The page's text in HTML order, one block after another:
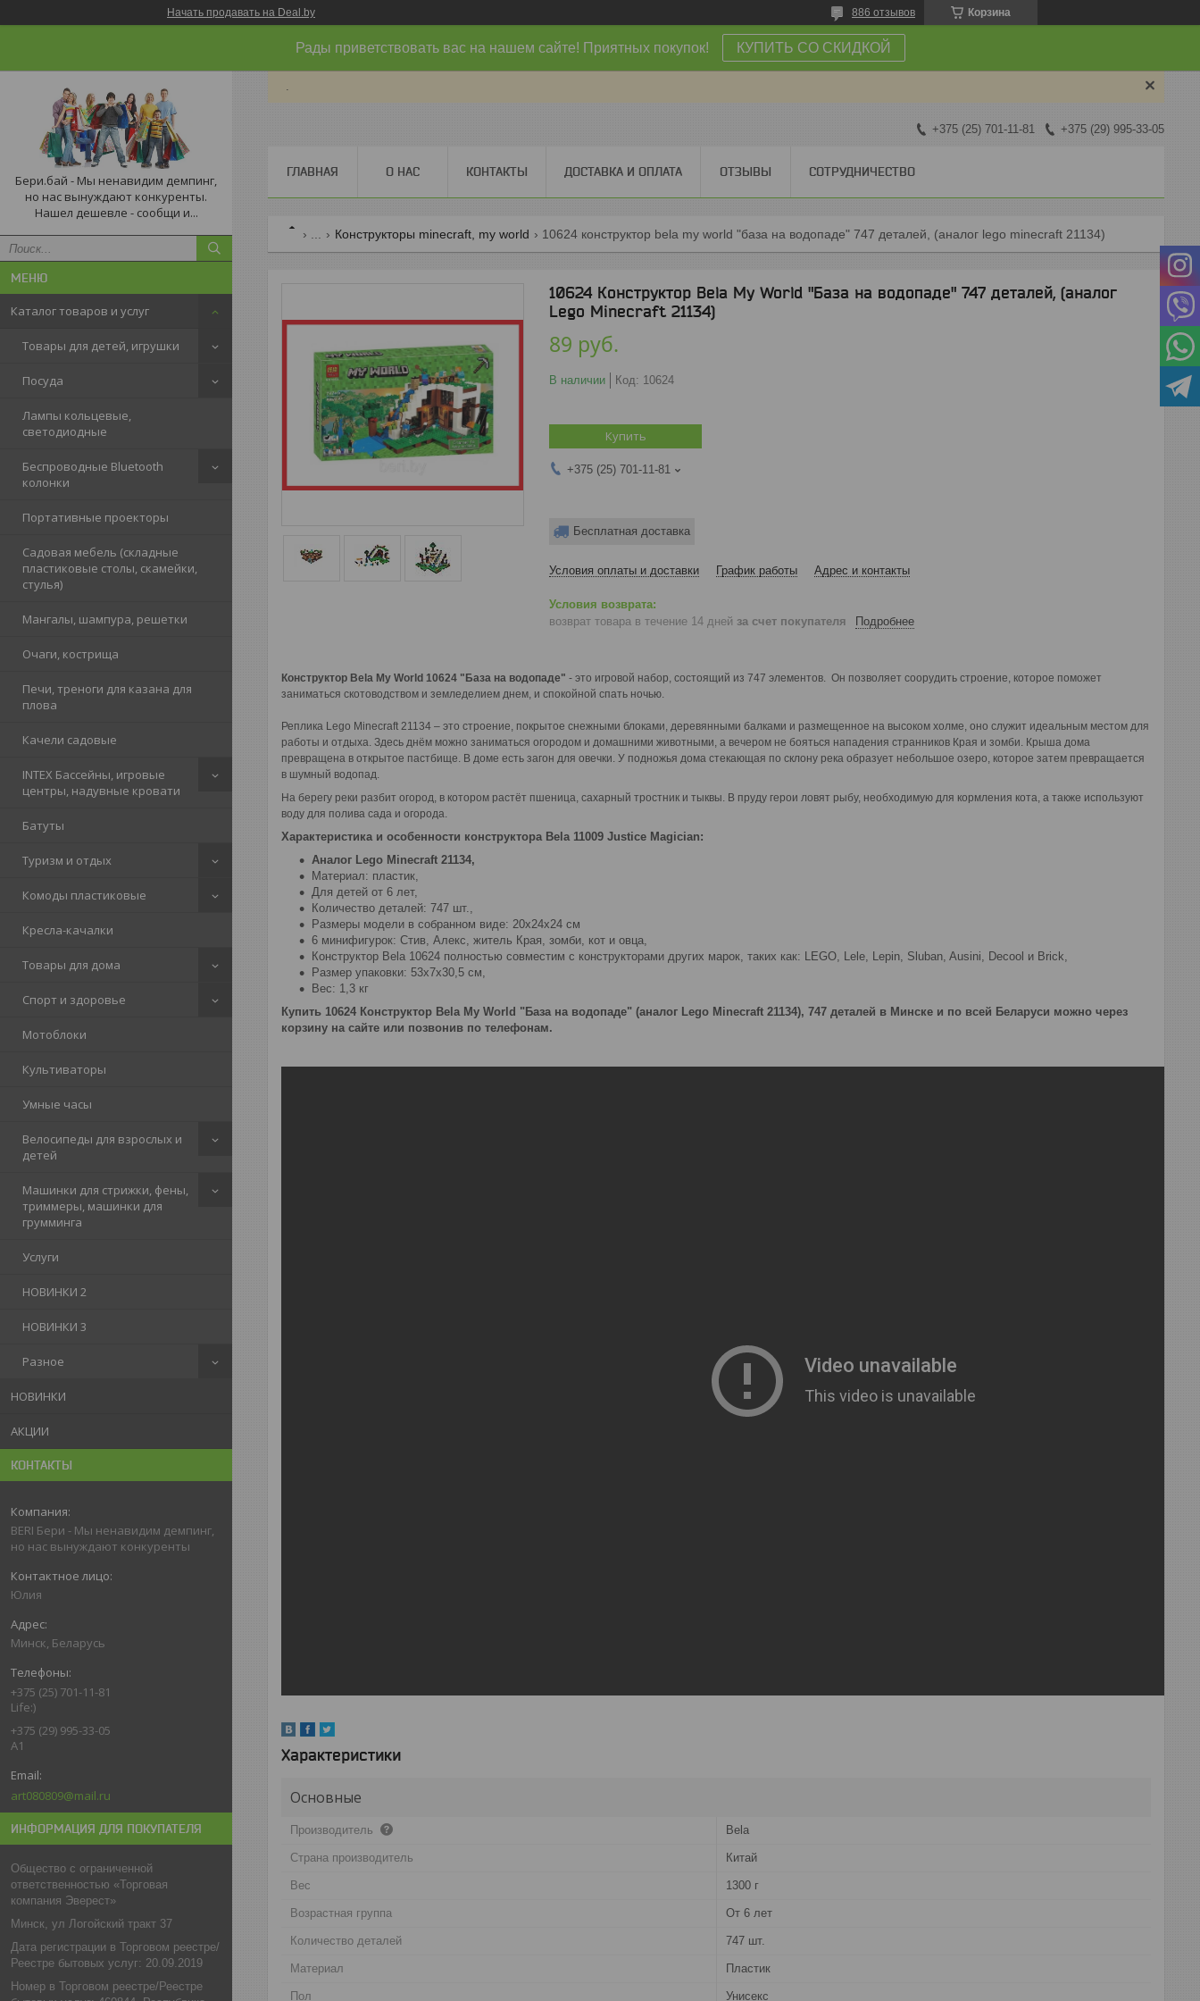
Начать продавать на Deal.by Корзина
886 отзывов
Рады приветствовать вас на нашем сайте! Приятных покупок! КУПИТЬ СО СКИДКОЙ
Бери.бай - Мы ненавидим демпинг,
но нас вынуждают конкуренты.
Нашел дешевле - сообщи и...
Каталог товаров и услуг
Товары для детей, игрушки
Посуда
Лампы кольцевые,
светодиодные
Беспроводные Bluetooth
колонки
Портативные проекторы
Садовая мебель (складные
пластиковые столы, скамейки,
стулья)
Мангалы, шампура, решетки
Очаги, кострища
Печи, треноги для казана для
плова
Качели садовые
INTEX Бассейны, игровые
центры, надувные кровати
Батуты
Туризм и отдых
Комоды пластиковые
Кресла-качалки
Товары для дома
Спорт и здоровье
Мотоблоки
Культиваторы
Умные часы
Велосипеды для взрослых и
детей
Машинки для стрижки, фены,
триммеры, машинки для
грумминга
Услуги
НОВИНКИ 2
НОВИНКИ 3
Разное
НОВИНКИ
АКЦИИ
КОНТАКТЫ
BERI Бери - Мы ненавидим демпинг,
но нас вынуждают конкуренты
Юлия
Минск, Беларусь
+375 (25) 701-11-81
Life:)
+375 (29) 995-33-05
A1
art080809@mail.ru
ИНФОРМАЦИЯ ДЛЯ ПОКУПАТЕЛЯ
Общество с ограниченной
ответственностью «Торговая
компания Эверест»
Минск, ул Логойский тракт 37
Дата регистрации в Торговом реестре/
Реестре бытовых услуг: 20.09.2019
Номер в Торговом реестре/Реестре
.
+375 (25) 701-11-81 +375 (29) 995-33-05
ГЛАВНАЯ О НАС КОНТАКТЫ ДОСТАВКА И ОПЛАТА ОТЗЫВЫ СОТРУДНИЧЕСТВО
Конструкторы minecraft, my world 10624 конструктор bela my world "база на водопаде" 747 деталей, (аналог lego minecraft 21134)
10624 Конструктор Bela My World "База на водопаде" 747 деталей, (аналог
Lego Minecraft 21134)
89 руб.
В наличии Код: 10624
Купить
+375 (25) 701-11-81
Бесплатная доставка
Условия оплаты и доставки График работы Адрес и контакты
возврат товара в течение 14 дней за счет покупателя Подробнее
Конструктор Bela My World 10624 "База на водопаде" - это игровой набор, состоящий из 747 элементов. Он позволяет соорудить строение, которое поможет
заниматься скотоводством и земледелием днем, и спокойной спать ночью.
Реплика Lego Minecraft 21134 – это строение, покрытое снежными блоками, деревянными балками и размещенное на высоком холме, оно служит идеальным местом для
работы и отдыха. Здесь днём можно заниматься огородом и домашними животными, а вечером не бояться нападения странников Края и зомби. Крыша дома
превращена в открытое пастбище. В доме есть загон для овечки. У подножья дома стекающая по склону река образует небольшое озеро, которое затем превращается
в шумный водопад.
На берегу реки разбит огород, в котором растёт пшеница, сахарный тростник и тыквы. В пруду герои ловят рыбу, необходимую для кормления кота, а также используют
воду для полива сада и огорода.
Характеристика и особенности конструктора Bela 11009 Justice Magician:
Аналог Lego Minecraft 21134,
Материал: пластик,
Для детей от 6 лет,
Количество деталей: 747 шт.,
Размеры модели в собранном виде: 20х24х24 см
6 минифигурок: Стив, Алекс, житель Края, зомби, кот и овца,
Конструктор Bela 10624 полностью совместим с конструкторами других марок, таких как: LEGO, Lele, Lepin, Sluban, Ausini, Decool и Brick,
Размер упаковки: 53х7х30,5 см,
Вес: 1,3 кг
Купить 10624 Конструктор Bela My World "База на водопаде" (аналог Lego Minecraft 21134), 747 деталей в Минске и по всей Беларуси можно через
корзину на сайте или позвонив по телефонам.
Характеристики
Основные
Производитель Bela
Страна производитель Китай
Вес 1300 г
Возрастная группа От 6 лет
Количество деталей 747 шт.
Материал Пластик
Пол Унисекс